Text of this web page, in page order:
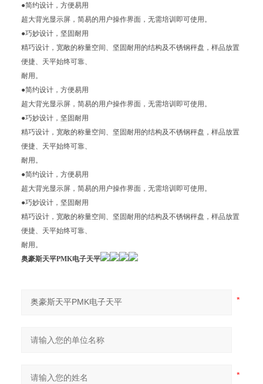
●简约设计，方便易用
超大背光显示屏，简易的用户操作界面，无需培训即可使用。
●巧妙设计，坚固耐用
精巧设计，宽敞的称量空间、坚固耐用的结构及不锈钢秤盘，样品放置
便捷、天平始终可靠、
耐用。
●简约设计，方便易用
超大背光显示屏，简易的用户操作界面，无需培训即可使用。
●巧妙设计，坚固耐用
精巧设计，宽敞的称量空间、坚固耐用的结构及不锈钢秤盘，样品放置
便捷、天平始终可靠、
耐用。
●简约设计，方便易用
超大背光显示屏，简易的用户操作界面，无需培训即可使用。
●巧妙设计，坚固耐用
精巧设计，宽敞的称量空间、坚固耐用的结构及不锈钢秤盘，样品放置
便捷、天平始终可靠、
耐用。
奥豪斯天平PMK电子天平